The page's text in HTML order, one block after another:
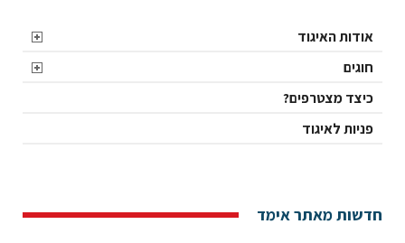
אודות האיגוד
חוגים
כיצד מצטרפים?
פניות לאיגוד
חדשות מאתר אימד